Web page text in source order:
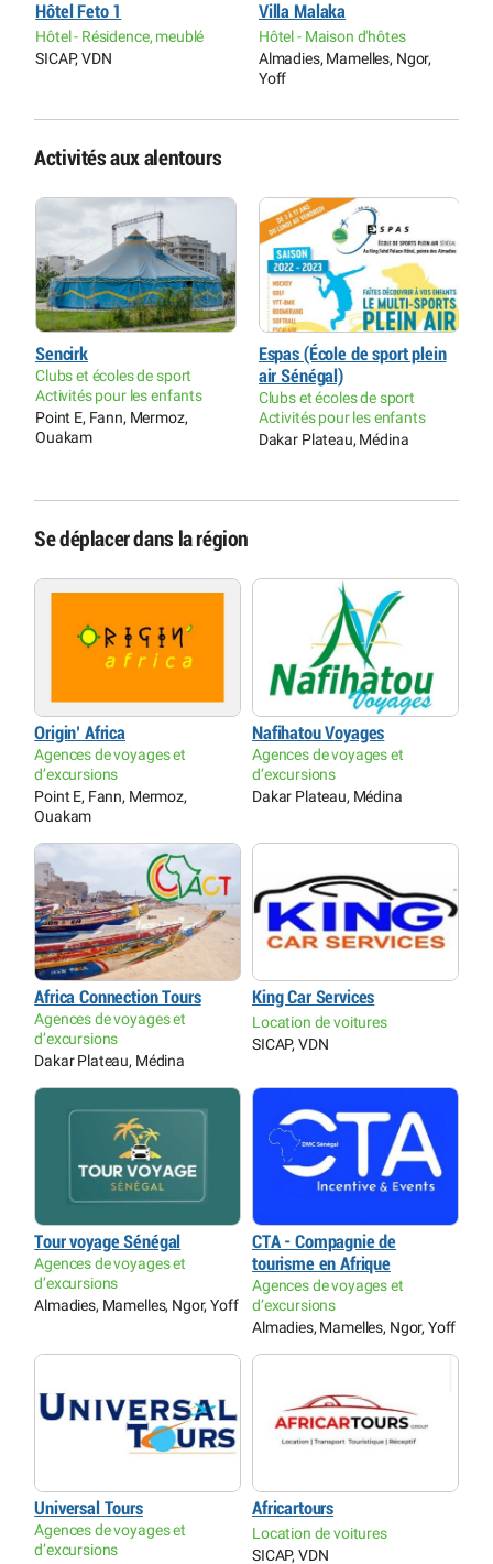
Hôtel Feto 1
Hôtel - Résidence, meublé
SICAP, VDN
Villa Malaka
Hôtel - Maison d'hôtes
Almadies, Mamelles, Ngor,
Yoff
Activités aux alentours
Sencirk
Clubs et écoles de sport
Activités pour les enfants
Point E, Fann, Mermoz,
Ouakam
Espas (École de sport plein
air Sénégal)
Clubs et écoles de sport
Activités pour les enfants
Dakar Plateau, Médina
Se déplacer dans la région
Origin’ Africa
Agences de voyages et
d’excursions
Point E, Fann, Mermoz,
Ouakam
Nafihatou Voyages
Agences de voyages et
d’excursions
Dakar Plateau, Médina
Africa Connection Tours
Agences de voyages et
d’excursions
Dakar Plateau, Médina
King Car Services
Location de voitures
SICAP, VDN
Tour voyage Sénégal
Agences de voyages et
d’excursions
Almadies, Mamelles, Ngor, Yoff
CTA - Compagnie de
tourisme en Afrique
Agences de voyages et
d’excursions
Almadies, Mamelles, Ngor, Yoff
Universal Tours
Agences de voyages et
d’excursions
Africartours
Location de voitures
SICAP, VDN